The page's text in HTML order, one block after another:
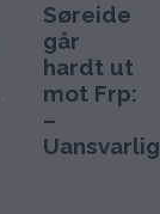
Søreide
går
hardt ut
mot Frp:
–
Uansvarlig